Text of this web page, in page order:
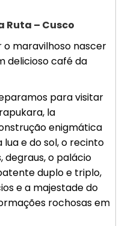
Ruta – Cusco
o maravilhoso nascer
delicioso café da
para visitar
la
enigmática
e do sol, o recinto
degraus, o palácio
duplo e triplo,
e a majestade do
rochosas em